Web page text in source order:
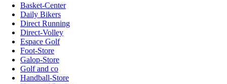
Basket-Center
Daily Bikers
Direct Running
Direct-Volley
Espace Golf
Foot-Store
Galop-Store
Golf and co
Handball-Store